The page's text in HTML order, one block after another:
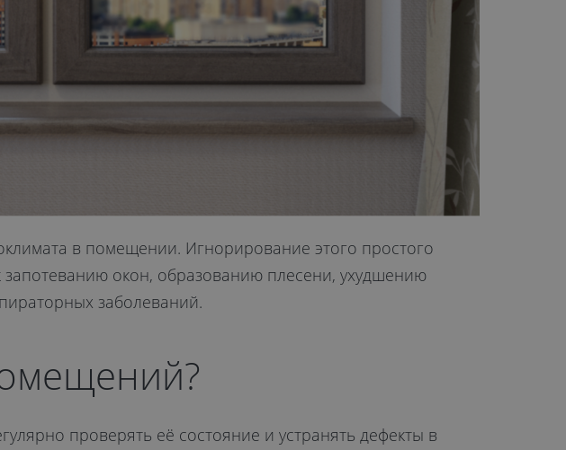
в помещении. Игнорирование этого простого
окон, образованию плесени, ухудшению
заболеваний.
проверять её состояние и устранять дефекты в